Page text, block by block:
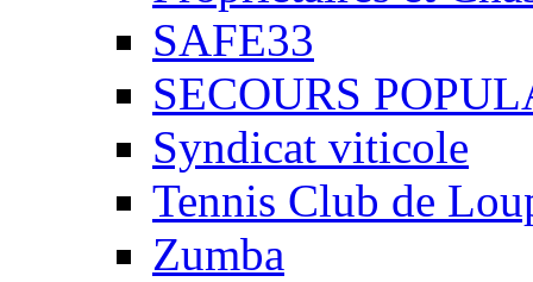
SAFE33
SECOURS
Syndicat viticole
Tennis Club de
Zumba